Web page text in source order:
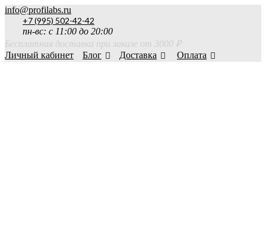
info@profilabs.ru
+7 (995) 502-42-42
пн-вс: с 11:00 до 20:00
Бесплатная доставка при заказе от 3000 ₽
Личный кабинет
Блог Доставка Оплата